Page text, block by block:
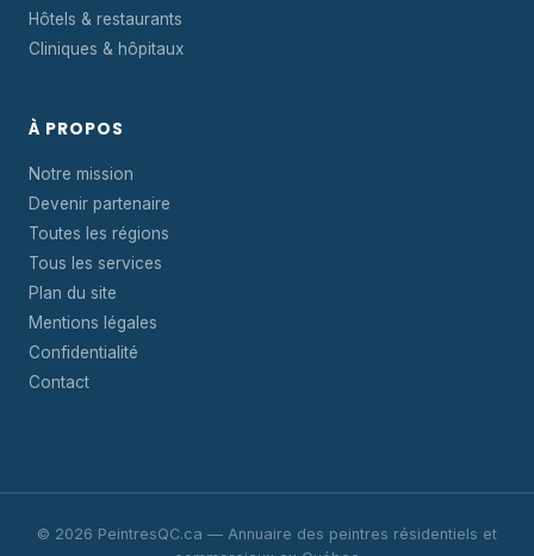
Hôtels & restaurants
Cliniques & hôpitaux
À PROPOS
Notre mission
Devenir partenaire
Toutes les régions
Tous les services
Plan du site
Mentions légales
Confidentialité
Contact
© 2026 PeintresQC.ca — Annuaire des peintres résidentiels et